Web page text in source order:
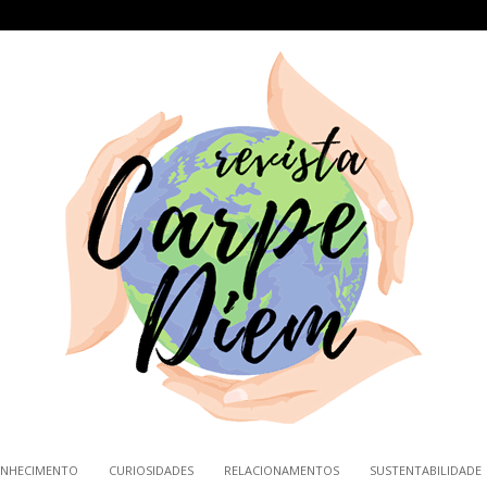
CURIOSIDADES RELACIONAMENTOS SUSTENTABILIDADE